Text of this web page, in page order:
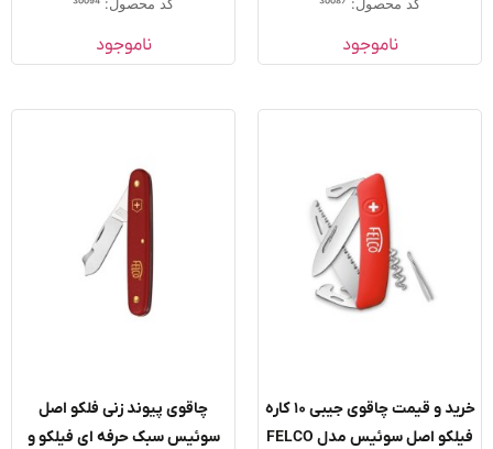
کد محصول: 30087
ناموجود
کد محصول: 30094
ناموجود
خرید و قیمت چاقوی جیبی 10 کاره
فیلکو اصل سوئیس مدل FELCO
چاقوی پیوند زنی فلکو اصل
سوئیس سبک حرفه ای فیلکو و